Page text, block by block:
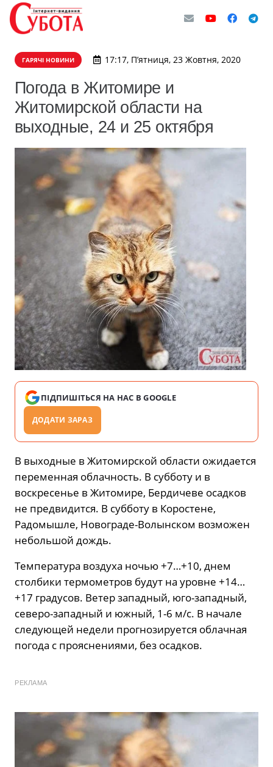
ГАРЯЧІ НОВИНИ 17:17, П’ятниця, 23 Жовтня, 2020
Погода в Житомире и
Житомирской области на
выходные, 24 и 25 октября
ПІДПИШІТЬСЯ НА НАС В GOOGLE
ДОДАТИ ЗАРАЗ
В выходные в Житомирской области ожидается
переменная облачность. В субботу и в
воскресенье в Житомире, Бердичеве осадков
не предвидится. В субботу в Коростене,
Радомышле, Новограде-Волынском возможен
небольшой дождь.
Температура воздуха ночью +7…+10, днем
столбики термометров будут на уровне +14…
+17 градусов. Ветер западный, юго-западный,
северо-западный и южный, 1-6 м/с. В начале
следующей недели прогнозируется облачная
погода с прояснениями, без осадков.
РЕКЛАМА